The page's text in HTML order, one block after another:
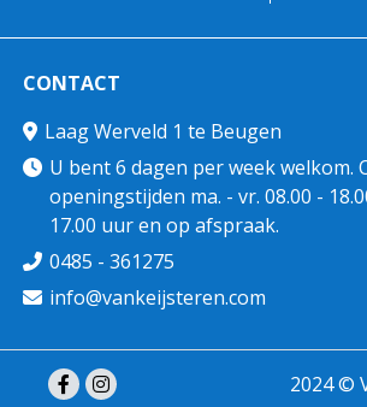
CONTACT
Laag Werveld 1 te Beugen
U bent 6 dagen per week welkom.
openingstijden ma. - vr. 08.00 -
17.00 uur en op afspraak.
0485 - 361275
info@vankeijsteren.com
2024 ©